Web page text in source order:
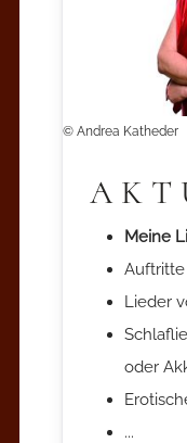
© Andrea Katheder
Meine
Lieder
oder
...